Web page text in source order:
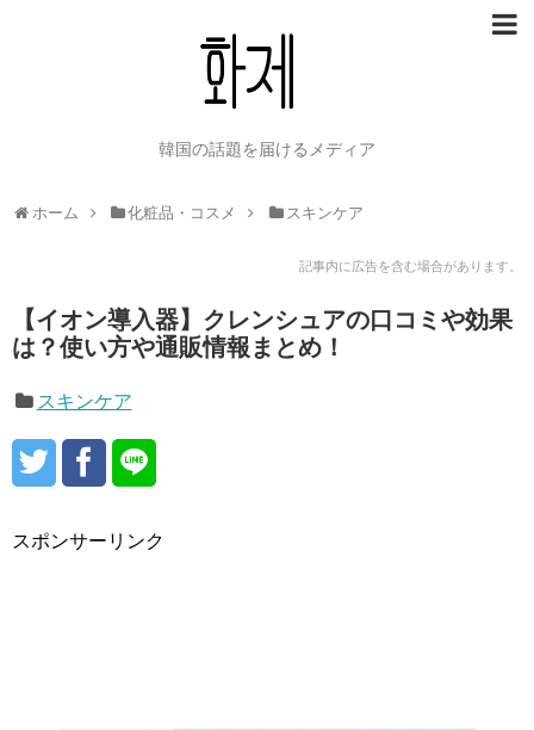
韓国の話題を届けるメディア
ホーム 化粧品・コスメ スキンケア
記事内に広告を含む場合があります。
【イオン導入器】クレンシュアの口コミや効果
は？使い方や通販情報まとめ！
スキンケア
スポンサーリンク